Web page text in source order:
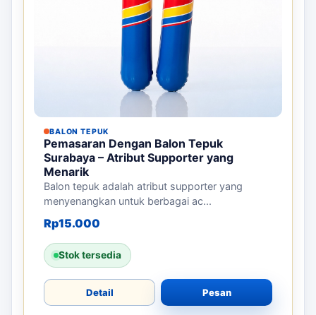
BALON TEPUK
Pemasaran Dengan Balon Tepuk
Surabaya – Atribut Supporter yang
Menarik
Balon tepuk adalah atribut supporter yang
menyenangkan untuk berbagai ac...
Rp15.000
Stok tersedia
Detail Pesan